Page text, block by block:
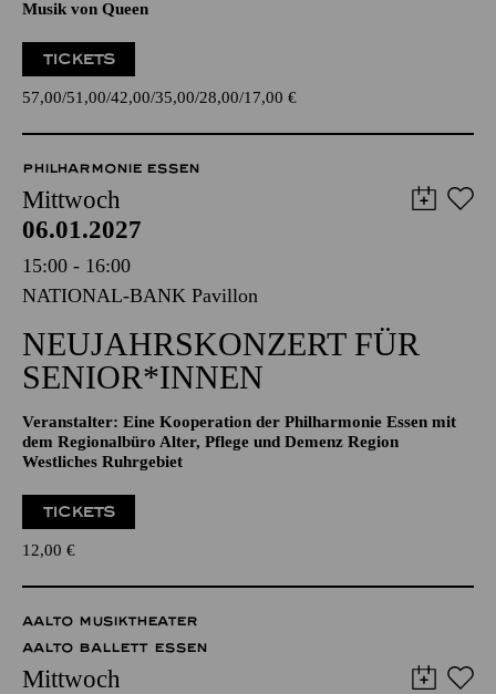
PHILHARMONIE ESSEN
Mittwoch
06.01.2027
15:00 - 16:00
NATIONAL-BANK Pavillon
NEUJAHRSKONZERT FÜR
SENIOR*INNEN
Veranstalter: Eine Kooperation der Philharmonie Essen mit
dem Regionalbüro Alter, Pflege und Demenz Region
TICKETS
AALTO MUSIKTHEATER
AALTO BALLETT ESSEN
Mittwoch
06.01.2027
17:30 - 19:00